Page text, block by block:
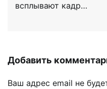
всплывают кадр…
Добавить
Ваш адрес email не